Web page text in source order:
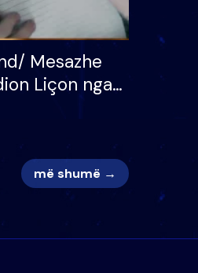
Mesazhe
Liçon nga
më shumë →